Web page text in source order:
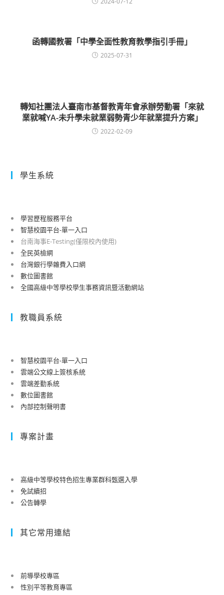
函轉國教署「中學全面性教育教學指引手冊」
2025-07-31
轉知社團法人臺南市基督教青年會承辦勞動署「來就
業就喊YA-未升學未就業弱勢青少年就業提升方案」
2022-02-09
學生系統
學習歷程服務平台
智慧校園平台-單一入口
台南海事E-Testing(僅限校內使用)
全民英檢網
台灣銀行學雜費入口網
數位圖書館
全國高級中等學校學生事務資訊暨活動網站
教職員系統
智慧校園平台-單一入口
雲端公文線上簽核系統
雲端差勤系統
數位圖書館
內部控制聲明書
專案計畫
高級中等學校特色招生專業群科甄選入學
免試續招
公告轉學
其它常用連結
前導學校專區
性別平等教育專區